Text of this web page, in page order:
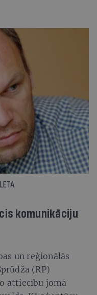
komunikāciju
un reģionālās
(RP)
attiecību jomā